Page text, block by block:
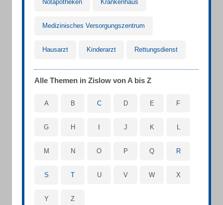
Notapotheken Krankenhaus
Medizinisches Versorgungszentrum
Hausarzt Kinderarzt Rettungsdienst
Alle Themen in Zislow von A bis Z
A B C D E F
G H J K L
M N O P Q R
S T U V W X
Y Z